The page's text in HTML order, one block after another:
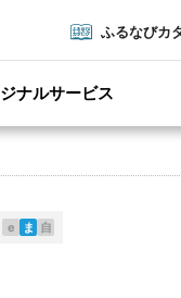
ふるなびカ
ナルサービス
e ま 自